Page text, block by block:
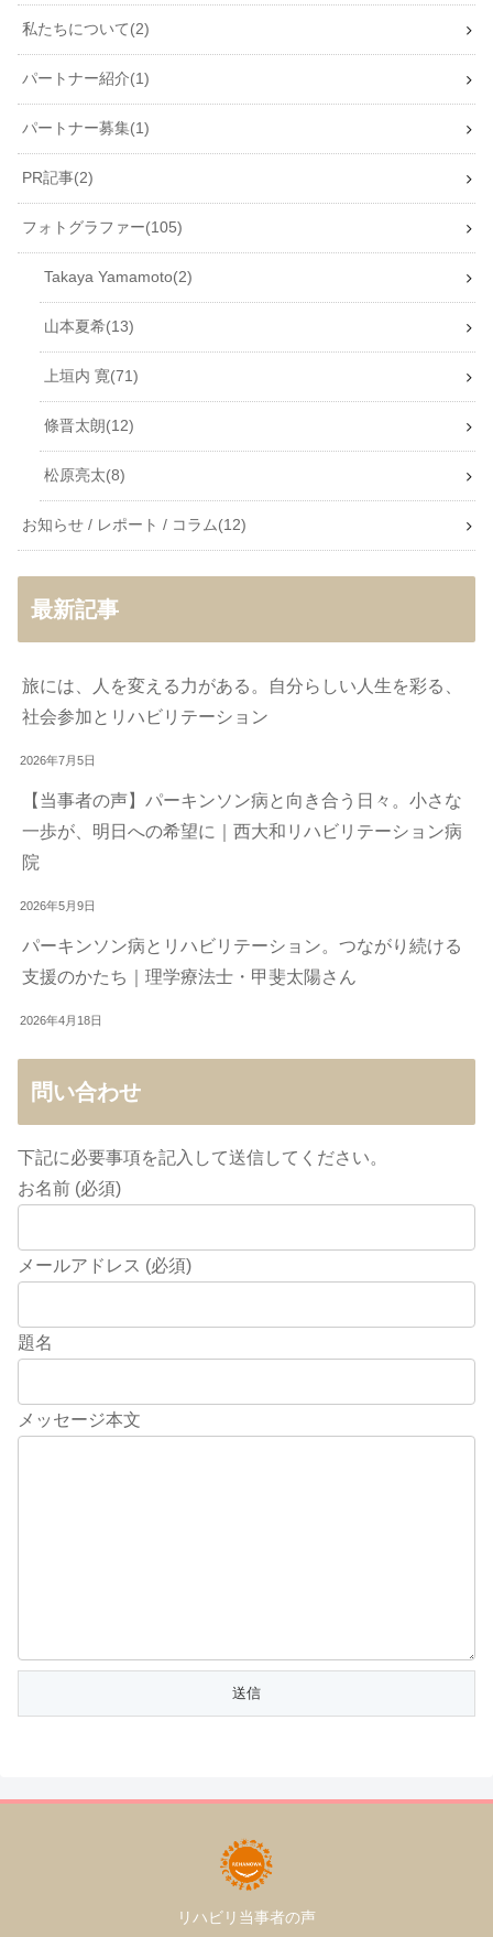
私たちについて 2
パートナー紹介 1
パートナー募集 1
PR記事 2
フォトグラファー 105
Takaya Yamamoto 2
山本夏希 13
上垣内 寛 71
條晋太朗 12
松原亮太 8
お知らせ / レポート / コラム 12
最新記事
旅には、人を変える力がある。自分らしい人生を彩る、
社会参加とリハビリテーション
2026年7月5日
【当事者の声】パーキンソン病と向き合う日々。小さな
一歩が、明日への希望に｜西大和リハビリテーション病
院
2026年5月9日
パーキンソン病とリハビリテーション。つながり続ける
支援のかたち｜理学療法士・甲斐太陽さん
2026年4月18日
問い合わせ
下記に必要事項を記入して送信してください。
お名前 (必須)
メールアドレス (必須)
題名
メッセージ本文
リハビリ当事者の声